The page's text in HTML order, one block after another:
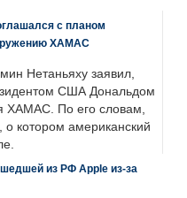
с планом
ХАМАС
Нетаньяху заявил,
США Дональдом
ХАМАС. По его словам,
котором американский
из РФ Apple из-за